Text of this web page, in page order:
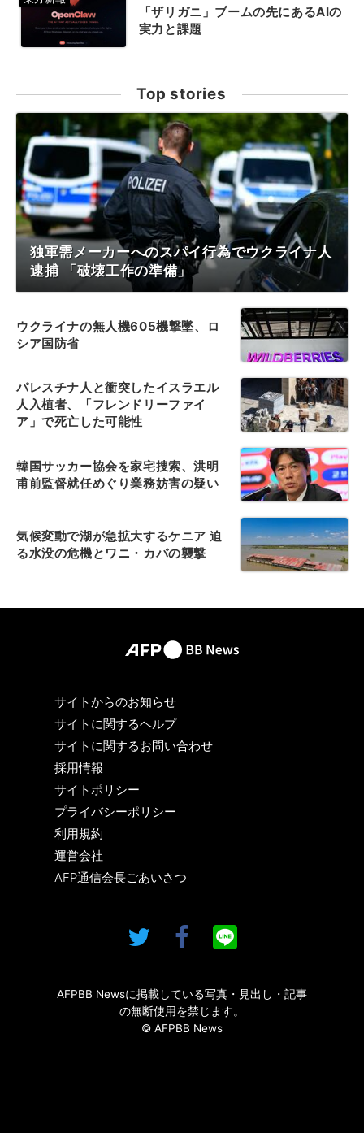
「ザリガニ」ブームの先にあるAIの
実力と課題
Top stories
独軍需メーカーへのスパイ行為でウクライナ人
逮捕 「破壊工作の準備」
ウクライナの無人機605機撃墜、ロ
シア国防省
パレスチナ人と衝突したイスラエル
人入植者、「フレンドリーファイ
ア」で死亡した可能性
韓国サッカー協会を家宅捜索、洪明
甫前監督就任めぐり業務妨害の疑い
気候変動で湖が急拡大するケニア 迫
る水没の危機とワニ・カバの襲撃
サイトからのお知らせ
サイトに関するヘルプ
サイトに関するお問い合わせ
採用情報
サイトポリシー
プライバシーポリシー
利用規約
運営会社
AFP通信会長ごあいさつ
AFPBB Newsに掲載している写真・見出し・記事
の無断使用を禁じます。
© AFPBB News